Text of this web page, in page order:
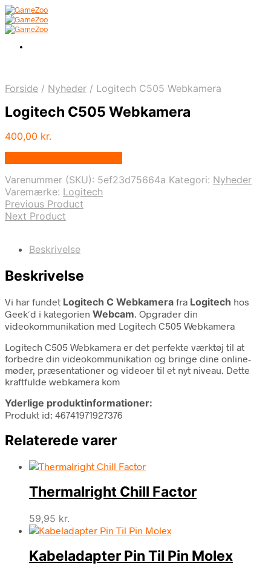
Forside / Nyheder / Logitech C505 Webkamera
Logitech C505 Webkamera
400,00 kr.
Varenummer (SKU): 5ef23d75664a Kategori: Nyheder
Varemærke: Logitech
Previous Product
Next Product
Beskrivelse
Beskrivelse
Vi har fundet Logitech C Webkamera fra Logitech hos
Geek´d i kategorien Webcam. Opgrader din
videokommunikation med Logitech C505 Webkamera
Logitech C505 Webkamera er det perfekte værktøj til at
forbedre din videokommunikation og bringe dine online-
møder, præsentationer og videoer til et nyt niveau. Dette
kraftfulde webkamera kom
Yderlige produktinformationer:
Produkt id: 46741971927376
Relaterede varer
Thermalright Chill Factor
59,95 kr.
Kabeladapter Pin Til Pin Molex